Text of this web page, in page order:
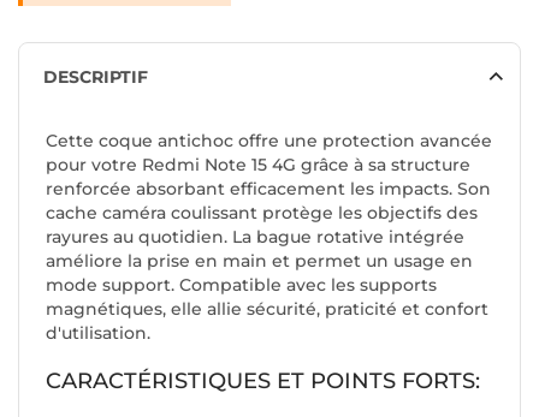
DESCRIPTIF
Cette coque antichoc offre une protection avancée
pour votre Redmi Note 15 4G grâce à sa structure
renforcée absorbant efficacement les impacts. Son
cache caméra coulissant protège les objectifs des
rayures au quotidien. La bague rotative intégrée
améliore la prise en main et permet un usage en
mode support. Compatible avec les supports
magnétiques, elle allie sécurité, praticité et confort
d'utilisation.
CARACTÉRISTIQUES ET POINTS FORTS: